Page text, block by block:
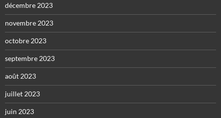
décembre 2023
novembre 2023
octobre 2023
septembre 2023
août 2023
juillet 2023
juin 2023